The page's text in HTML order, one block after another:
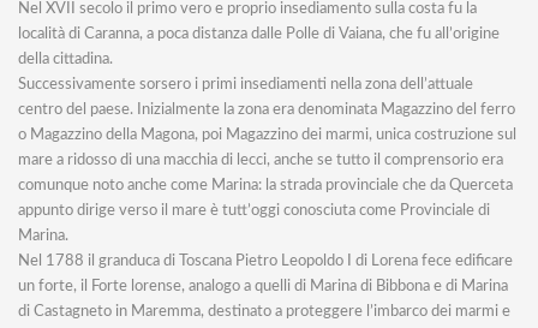
Nel XVII secolo il primo vero e proprio insediamento sulla costa fu la
località di Caranna, a poca distanza dalle Polle di Vaiana, che fu all’origine
della cittadina.
Successivamente sorsero i primi insediamenti nella zona dell’attuale
centro del paese. Inizialmente la zona era denominata Magazzino del ferro
o Magazzino della Magona, poi Magazzino dei marmi, unica costruzione sul
mare a ridosso di una macchia di lecci, anche se tutto il comprensorio era
comunque noto anche come Marina: la strada provinciale che da Querceta
appunto dirige verso il mare è tutt’oggi conosciuta come Provinciale di
Marina.
Nel 1788 il granduca di Toscana Pietro Leopoldo I di Lorena fece edificare
un forte, il Forte lorense, analogo a quelli di Marina di Bibbona e di Marina
di Castagneto in Maremma, destinato a proteggere l’imbarco dei marmi e